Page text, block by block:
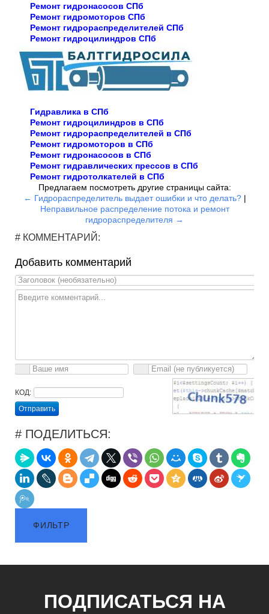
Ремонт гидронасосов СПб
Ремонт гидромоторов СПб
Ремонт гидрораспределителей СПб
Ремонт гидроцилиндров СПб
Гидравлика в СПб
Ремонт гидроцилиндров в СПб
Ремонт гидрораспределителей в СПб
Ремонт гидромоторов в СПб
Ремонт гидронасосов в СПб
Ремонт гидравлических прессов в СПб
Ремонт гидротолкателей в СПб
Предлагаем посмотреть другие страницы сайта:
← Гидрораспределитель выдает ошибки и что делать?|
Неправильное распределение потока и ремонт
гидрораспределителя →
# КОММЕНТАРИЙ:
Добавить комментарий
КОД:
Отправить
# ПОДЕЛИТЬСЯ:
ФИЛЬТР
ПОДПИСАТЬСЯ НА